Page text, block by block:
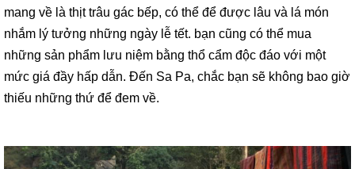
mang về là thịt trâu gác bếp, có thể để được lâu và lá món
nhắm lý tưởng những ngày lễ tết. bạn cũng có thể mua
những sản phẩm lưu niệm bằng thổ cẩm độc đáo với một
mức giá đầy hấp dẫn. Đến Sa Pa, chắc bạn sẽ không bao giờ
thiếu những thứ để đem về.